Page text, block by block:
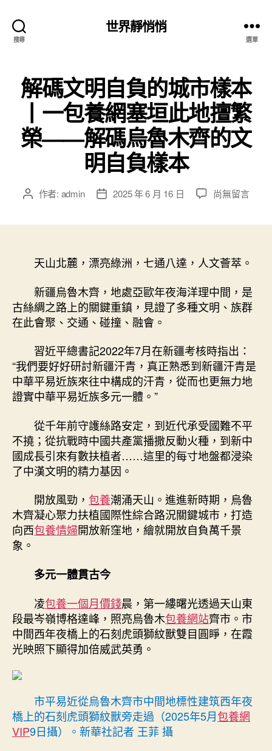
搜尋
世界靜悄悄
選單
解碼文明自負的城市樣本
丨一包養網塞垣此地擅繁
榮——解碼烏魯木齊的文
明自負樣本
文 作者: admin
文
期
2025 年 6 月 16 日
在
自
的
城
市
丨
一
包
塞
垣
此
地
榮
——
解
的
文
明
中
尚無留言
天山北麓，漂亮綠洲，七通八達，人文薈萃。
新疆烏魯木齊，地處亞歐年夜海洋理中間，是
古絲綢之路上的關鍵重鎮，見證了多種文明、族群
在此會聚、交通、碰撞、融會。
習近平總書記2022年7月在新疆考核時指出：
“我們要好好研討新疆汗青，真正熟悉到新疆汗青是
中華平易近族來往中構成的汗青，從而也更無力地
證實中華平易近族多元一體。”
從千年前守護絲路安定，到近代承受國難不平
不撓；從抗戰時中國共產黨播撒反動火種，到新中
國成長引來有數扶植者……這里的每寸地盤都浸染
了中漢文明的精力基因。
開放風勁， 包養潮涌天山。進進新時期，烏魯
木齊凝心聚力扶植國際性綜合路況關鍵城市，打造
向西包養情婦開放新窪地，繪就開放自負萬千景
象。
多元一體貫古今
凌包養一個月價錢晨，第一縷曙光透過天山東
段最岑嶺博格達峰，照亮烏魯木包養網站齊市。市
中間西年夜橋上的石刻虎頭獅紋獸雙目圓睜，在霞
光映照下顯得加倍威武英勇。
市平易近從烏魯木齊市中間地標性建筑西年夜
橋上的石刻虎頭獅紋獸旁走過（2025年5月包養網
VIP9日攝）。新華社記者 王菲 攝